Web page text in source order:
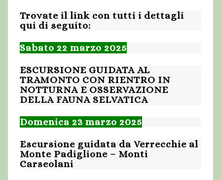
Trovate il link con tutti i dettagli
qui di seguito:
Sabato 22 marzo 2025
ESCURSIONE GUIDATA AL
TRAMONTO CON RIENTRO IN
NOTTURNA E OSSERVAZIONE
DELLA FAUNA SELVATICA
Domenica 23 marzo 2025
Escursione guidata da Verrecchie al
Monte Padiglione – Monti
Carseolani